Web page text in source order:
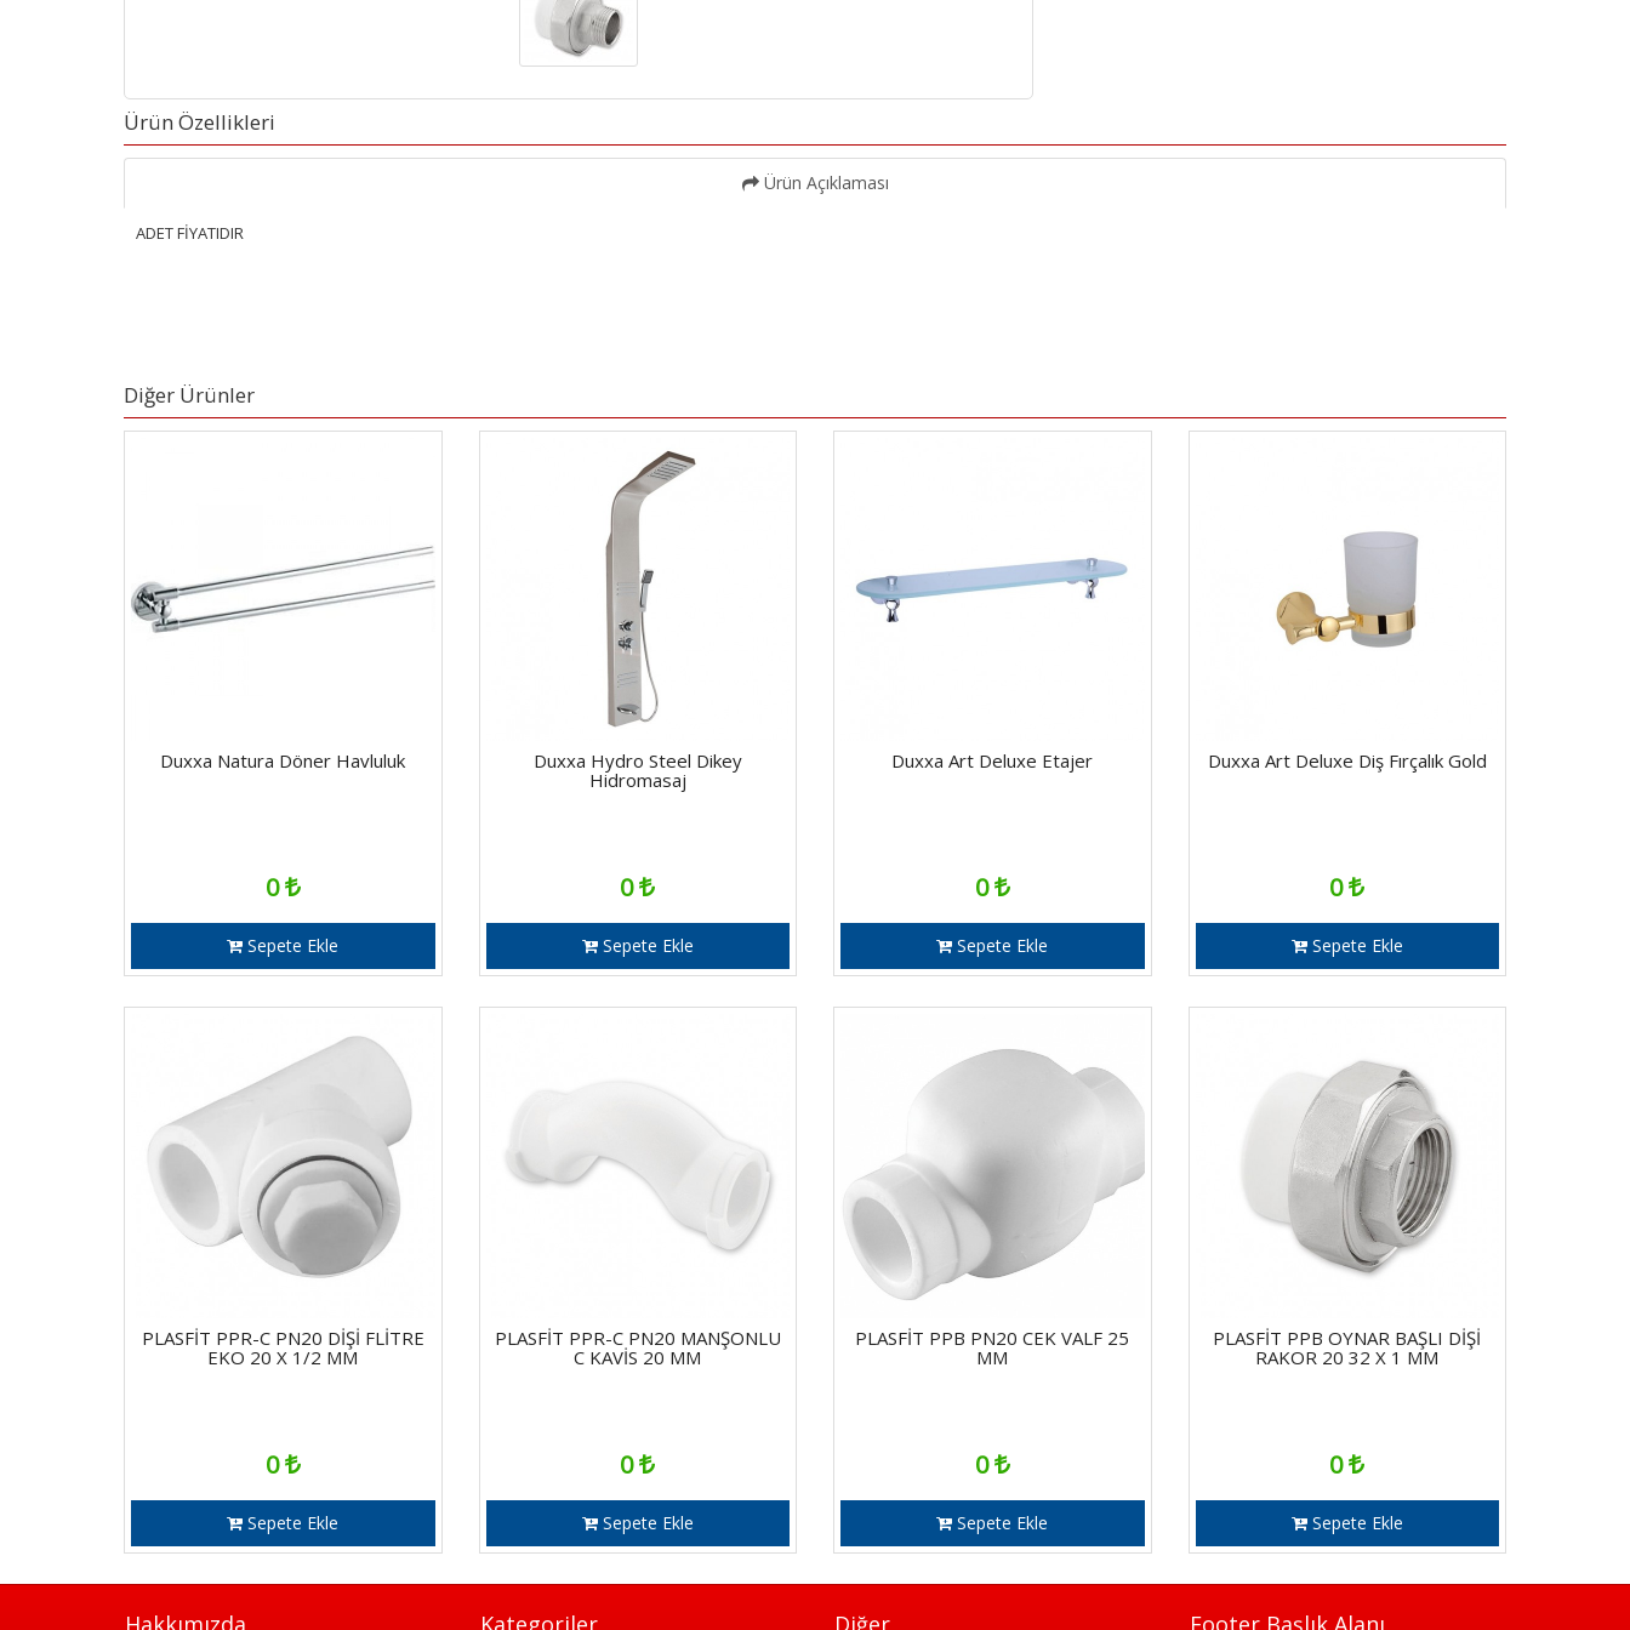
Ürün Özellikleri
Ürün Açıklaması
ADET FİYATIDIR
Diğer Ürünler
Duxxa Natura Döner Havluluk
0
Sepete Ekle
Duxxa Hydro Steel Dikey
Hidromasaj
0
Sepete Ekle
Duxxa Art Deluxe Etajer
0
Sepete Ekle
Duxxa Art Deluxe Diş Fırçalık Gold
0
Sepete Ekle
PLASFİT PPR-C PN20 DİŞİ FLİTRE
EKO 20 X 1/2 MM
0
Sepete Ekle
PLASFİT PPR-C PN20 MANŞONLU
C KAVİS 20 MM
0
Sepete Ekle
PLASFİT PPB PN20 CEK VALF 25
MM
0
Sepete Ekle
PLASFİT PPB OYNAR BAŞLI DİŞİ
RAKOR 20 32 X 1 MM
0
Sepete Ekle
Hakkımızda Kategoriler Diğer Footer Başlık Alanı